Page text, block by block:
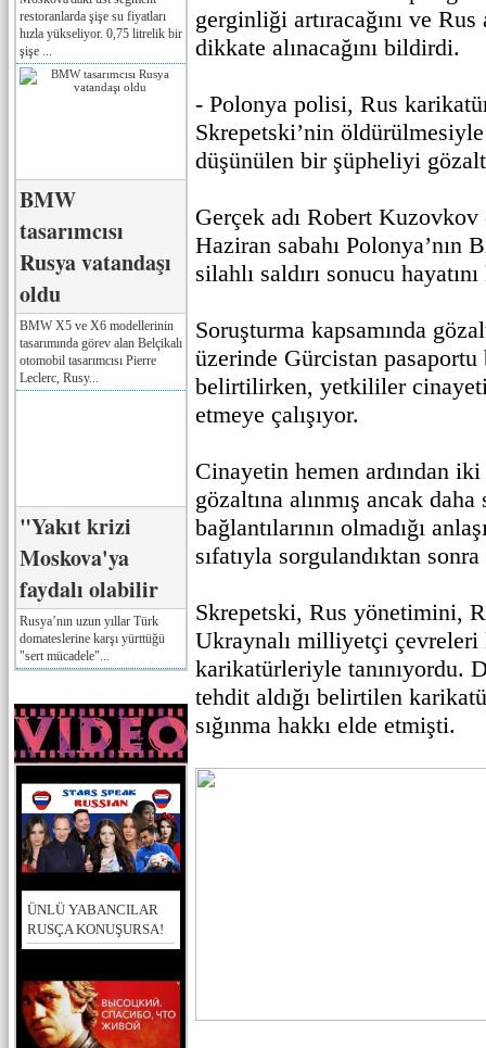
restoranlarda şişe su fiyatları
hızla yükseliyor. 0,75 litrelik bir
şişe ...
BMW
tasarımcısı
Rusya vatandaşı
oldu
BMW X5 ve X6 modellerinin
tasarımında görev alan Belçikalı
otomobil tasarımcısı Pierre
Leclerc, Rusy...
"Yakıt krizi
Moskova'ya
faydalı olabilir
Rusya’nın uzun yıllar Türk
domateslerine karşı yürttüğü
"sert mücadele"...
ÜNLÜ YABANCILAR
RUSÇA KONUŞURSA!
gerginliği artıracağını ve
dikkate alınacağını bildirdi.
- Polonya polisi, Rus
Skrepetski’nin
düşünülen bir şüpheliyi
Gerçek adı Robert
Haziran sabahı Polonya’nın
silahlı saldırı sonucu
Soruşturma kapsamında
üzerinde Gürcistan pasaportu
belirtilirken, yetkililer
etmeye çalışıyor.
Cinayetin hemen ardından iki
gözaltına alınmış ancak
bağlantılarının olmadığı
sıfatıyla sorgulandıktan sonra
Skrepetski, Rus yönetimini,
Ukraynalı milliyetçi çevreleri
karikatürleriyle tanınıyordu.
tehdit aldığı belirtilen
sığınma hakkı elde etmişti.